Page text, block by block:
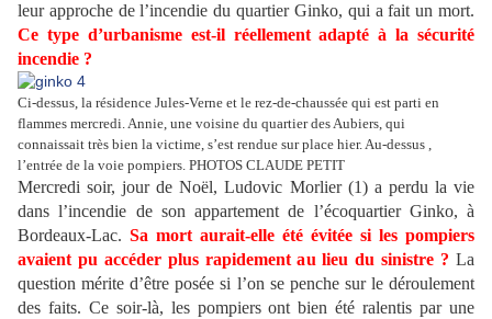
leur approche de l’incendie du quartier Ginko, qui a fait un mort.
Ce type d’urbanisme est-il réellement adapté à la sécurité
incendie ?
Ci-dessus, la résidence Jules-Verne et le rez-de-chaussée qui est parti en
flammes mercredi. Annie, une voisine du quartier des Aubiers, qui
connaissait très bien la victime, s’est rendue sur place hier. Au-dessus ,
l’entrée de la voie pompiers. PHOTOS CLAUDE PETIT
Mercredi soir, jour de Noël, Ludovic Morlier (1) a perdu la vie
dans l’incendie de son appartement de l’écoquartier Ginko, à
Bordeaux-Lac. Sa mort aurait-elle été évitée si les pompiers
avaient pu accéder plus rapidement au lieu du sinistre ? La
question mérite d’être posée si l’on se penche sur le déroulement
des faits. Ce soir-là, les pompiers ont bien été ralentis par une